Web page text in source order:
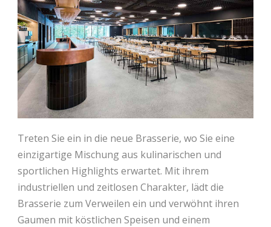
Treten Sie ein in die neue Brasserie, wo Sie eine
einzigartige Mischung aus kulinarischen und
sportlichen Highlights erwartet. Mit ihrem
industriellen und zeitlosen Charakter, lädt die
Brasserie zum Verweilen ein und verwöhnt ihren
Gaumen mit köstlichen Speisen und einem